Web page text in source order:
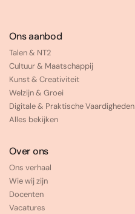
Ons aanbod
Talen & NT2
Cultuur & Maatschappij
Kunst & Creativiteit
Welzijn & Groei
Digitale & Praktische Vaardigheden
Alles bekijken
Over ons
Ons verhaal
Wie wij zijn
Docenten
Vacatures